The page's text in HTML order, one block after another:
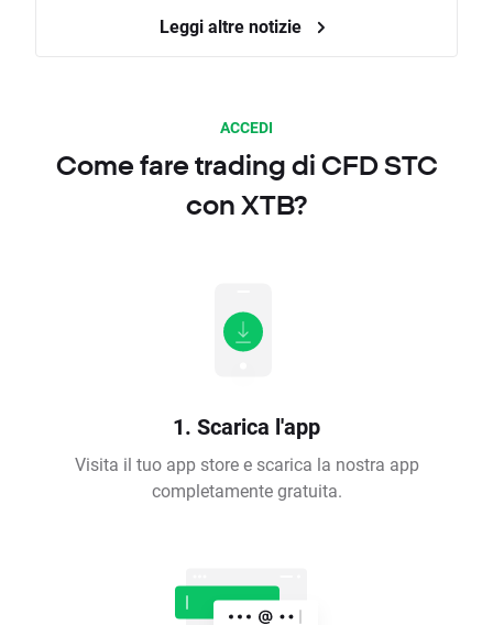
Leggi altre notizie
ACCEDI
Come fare trading di CFD STC
con XTB?
1. Scarica l'app
Visita il tuo app store e scarica la nostra app
completamente gratuita.